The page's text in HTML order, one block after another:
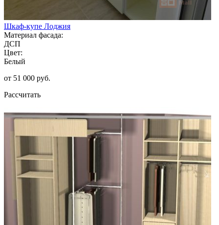
Шкаф-купе Лоджия
Материал фасада:
ДСП
Цвет:
Белый
от 51 000 руб.
Рассчитать